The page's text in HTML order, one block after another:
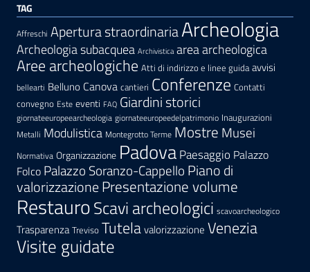
TAG
Affreschi Apertura straordinariaArcheologia
Archeologia subacquea Archivistica area archeologica
Aree archeologiche Atti di indirizzo e linee guida avvisi
bellearti Belluno Canova cantieri Conferenze Contatti
convegno Este eventi FAQ Giardini storici
giornateeuropeearcheologia giornateeuropeedelpatrimonio Inaugurazioni
Metalli Modulistica Montegrotto Terme Mostre Musei
Normativa Organizzazione PadovaPaesaggio Palazzo
Folco Palazzo Soranzo-Cappello Piano di
valorizzazionePresentazione volume
RestauroScavi archeologici scavoarcheologico
Trasparenza Treviso Tutelavalorizzazione Venezia
Visite guidate